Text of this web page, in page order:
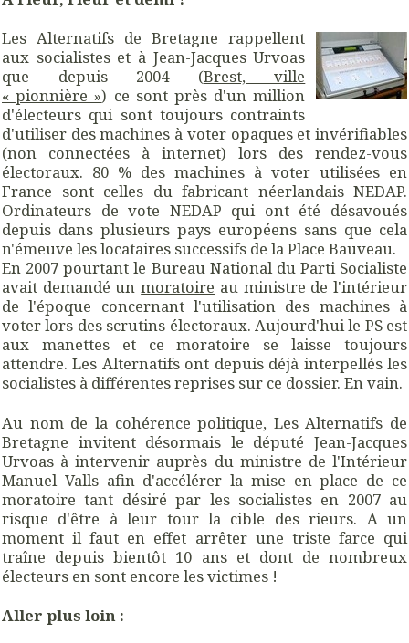
Les Alternatifs de Bretagne rappellent
aux socialistes et à Jean-Jacques Urvoas
que depuis 2004 (Brest, ville
« pionnière ») ce sont près d'un million
d'électeurs qui sont toujours contraints
d'utiliser des machines à voter opaques et invérifiables
(non connectées à internet) lors des rendez-vous
électoraux. 80 % des machines à voter utilisées en
France sont celles du fabricant néerlandais NEDAP.
Ordinateurs de vote NEDAP qui ont été désavoués
depuis dans plusieurs pays européens sans que cela
n'émeuve les locataires successifs de la Place Bauveau.
En 2007 pourtant le Bureau National du Parti Socialiste
avait demandé unmoratoire au ministre de l'intérieur
de l'époque concernant l'utilisation des machines à
voter lors des scrutins électoraux. Aujourd'hui le PS est
aux manettes et ce moratoire se laisse toujours
attendre. Les Alternatifs ont depuis déjà interpellés les
socialistes à différentes reprises sur ce dossier. En vain.
Au nom de la cohérence politique, Les Alternatifs de
Bretagne invitent désormais le député Jean-Jacques
Urvoas à intervenir auprès du ministre de l'Intérieur
Manuel Valls afin d'accélérer la mise en place de ce
moratoire tant désiré par les socialistes en 2007 au
risque d'être à leur tour la cible des rieurs. A un
moment il faut en effet arrêter une triste farce qui
traîne depuis bientôt 10 ans et dont de nombreux
électeurs en sont encore les victimes !
Aller plus loin :